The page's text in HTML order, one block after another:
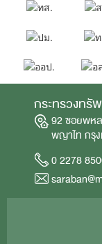
กระทรวงทรั
92 ซอยพห
พญาไท กรุ
0 2278